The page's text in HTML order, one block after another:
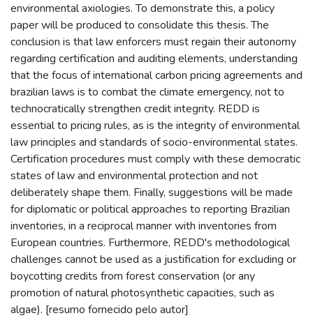
environmental axiologies. To demonstrate this, a policy
paper will be produced to consolidate this thesis. The
conclusion is that law enforcers must regain their autonomy
regarding certification and auditing elements, understanding
that the focus of international carbon pricing agreements and
brazilian laws is to combat the climate emergency, not to
technocratically strengthen credit integrity. REDD is
essential to pricing rules, as is the integrity of environmental
law principles and standards of socio-environmental states.
Certification procedures must comply with these democratic
states of law and environmental protection and not
deliberately shape them. Finally, suggestions will be made
for diplomatic or political approaches to reporting Brazilian
inventories, in a reciprocal manner with inventories from
European countries. Furthermore, REDD's methodological
challenges cannot be used as a justification for excluding or
boycotting credits from forest conservation (or any
promotion of natural photosynthetic capacities, such as
algae). [resumo fornecido pelo autor]